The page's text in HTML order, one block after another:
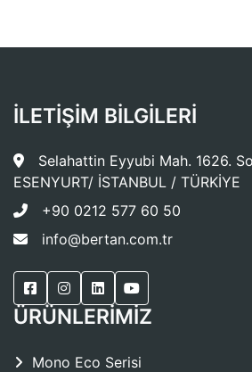
İLETİŞİM BİLGİLERİ
Selahattin Eyyubi Mah. 1626.
ESENYURT/ İSTANBUL / TÜRKİYE
+90 0212 577 60 50
info@bertan.com.tr
ÜRÜNLERİMİZ
Mono Eco Serisi